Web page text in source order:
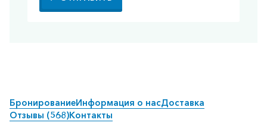
БронированиеИнформация о насДоставка
Отзывы (568)Контакты